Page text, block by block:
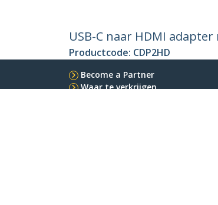
USB-C naar HDMI
Productcode: CDP2HD
Become a Partner
Waar te verkrijgen